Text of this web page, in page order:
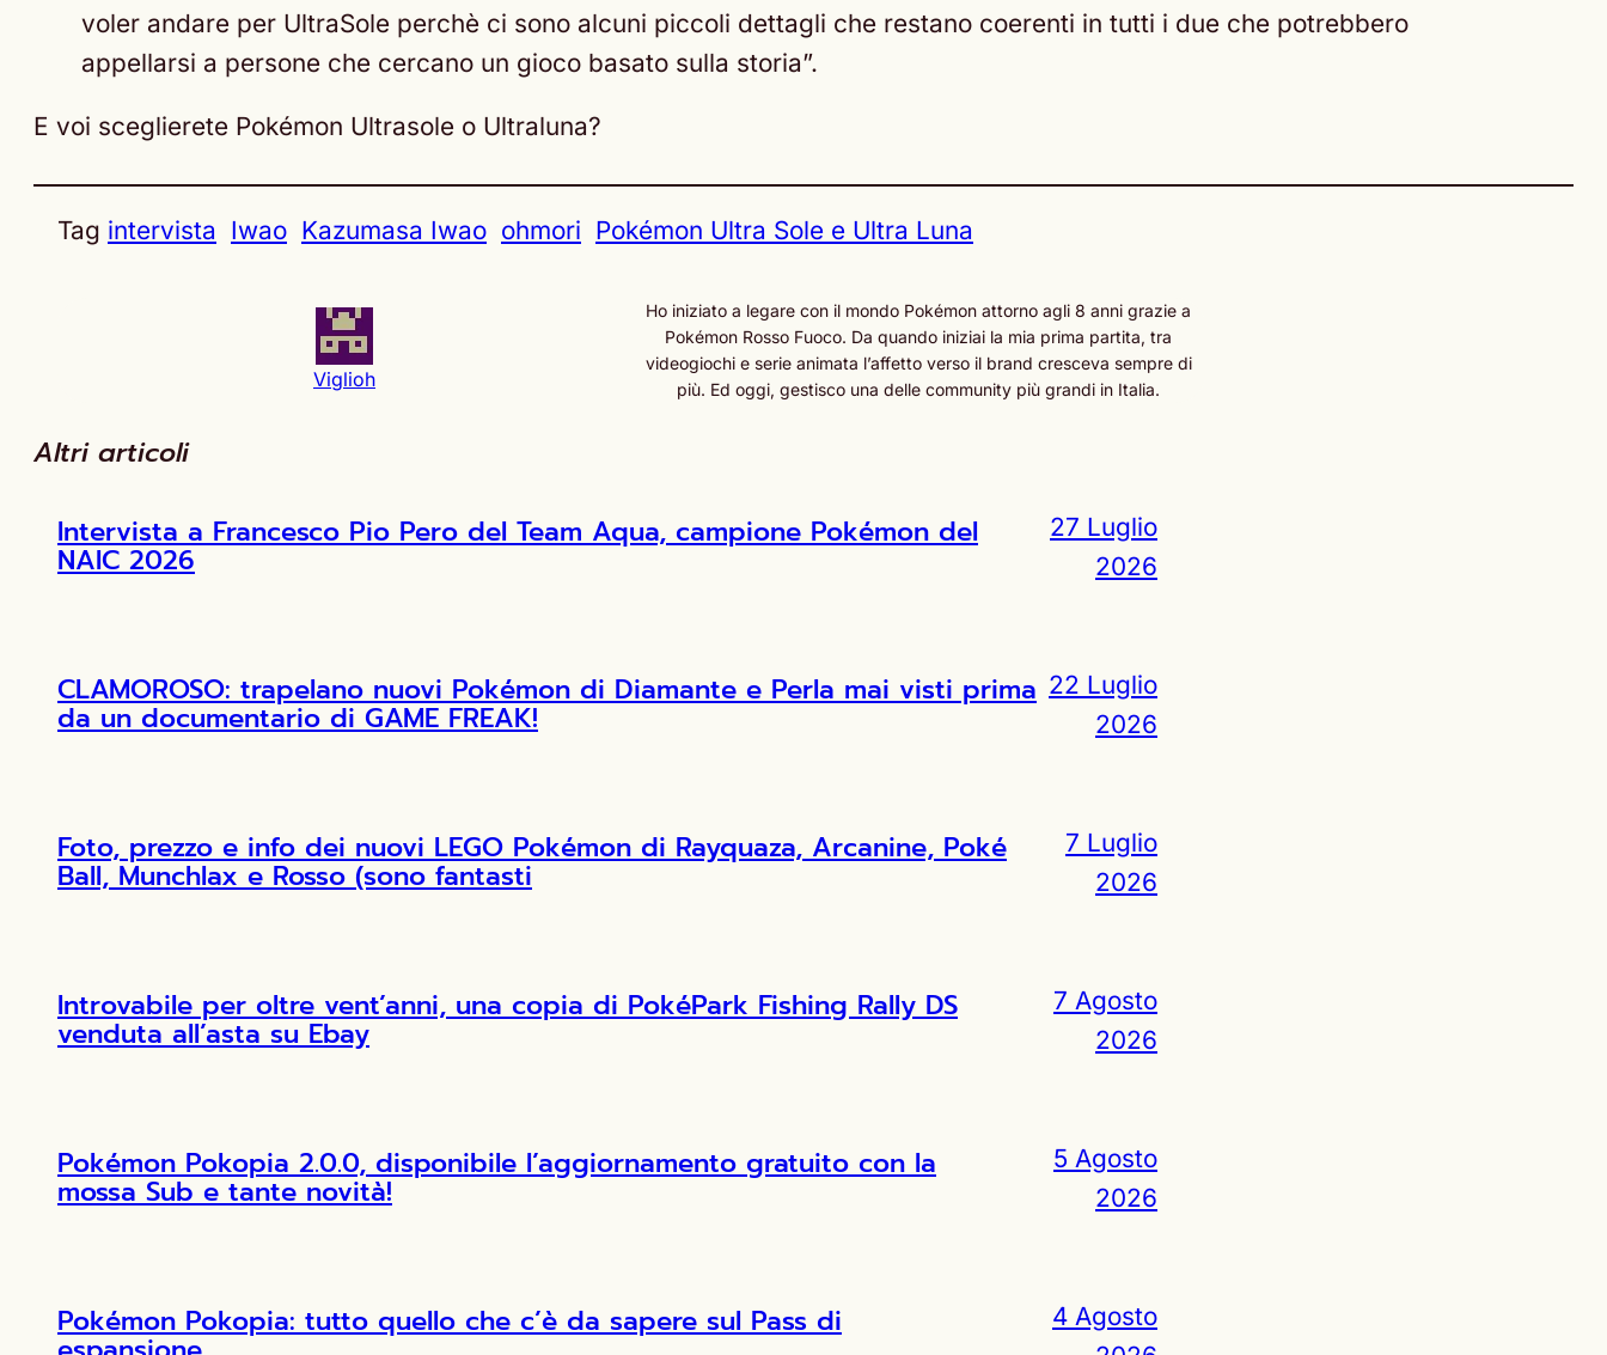
voler andare per UltraSole perchè ci sono alcuni piccoli dettagli che restano coerenti in tutti i due che potrebbero
appellarsi a persone che cercano un gioco basato sulla storia”.
E voi sceglierete Pokémon Ultrasole o Ultraluna?
Tag intervista Iwao Kazumasa Iwao ohmori Pokémon Ultra Sole e Ultra Luna
Viglioh
Ho iniziato a legare con il mondo Pokémon attorno agli 8 anni grazie a
Pokémon Rosso Fuoco. Da quando iniziai la mia prima partita, tra
videogiochi e serie animata l’affetto verso il brand cresceva sempre di
più. Ed oggi, gestisco una delle community più grandi in Italia.
Altri articoli
Intervista a Francesco Pio Pero del Team Aqua, campione Pokémon del
NAIC 2026
27 Luglio
2026
CLAMOROSO: trapelano nuovi Pokémon di Diamante e Perla mai visti prima
da un documentario di GAME FREAK!
22 Luglio
2026
Foto, prezzo e info dei nuovi LEGO Pokémon di Rayquaza, Arcanine, Poké
Ball, Munchlax e Rosso (sono fantasti
7 Luglio
2026
Introvabile per oltre vent’anni, una copia di PokéPark Fishing Rally DS
venduta all’asta su Ebay
7 Agosto
2026
Pokémon Pokopia 2.0.0, disponibile l’aggiornamento gratuito con la
mossa Sub e tante novità!
5 Agosto
2026
Pokémon Pokopia: tutto quello che c’è da sapere sul Pass di
4 Agosto